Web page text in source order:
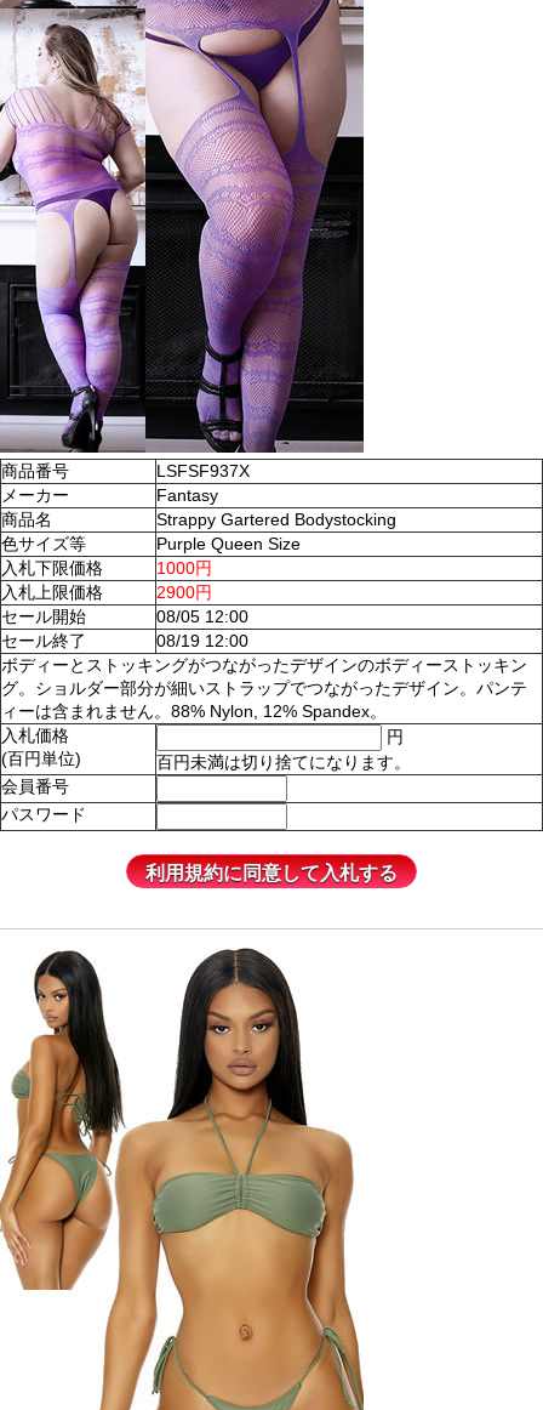
商品番号
LSFSF937X
メーカー
Fantasy
商品名
Strappy Gartered Bodystocking
色サイズ等
Purple Queen Size
入札下限価格
1000円
入札上限価格
2900円
セール開始
08/05 12:00
セール終了
08/19 12:00
ボディーとストッキングがつながったデザインのボディーストッキン
グ。ショルダー部分が細いストラップでつながったデザイン。パンテ
ィーは含まれません。88% Nylon, 12% Spandex。
入札価格
(百円単位)
円
百円未満は切り捨てになります。
会員番号
パスワード